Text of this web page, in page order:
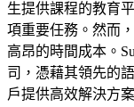
生提供課程的教育
項重要任務。然而
高昂的時間成本。
司，憑藉其領先的
戶提供高效解決方